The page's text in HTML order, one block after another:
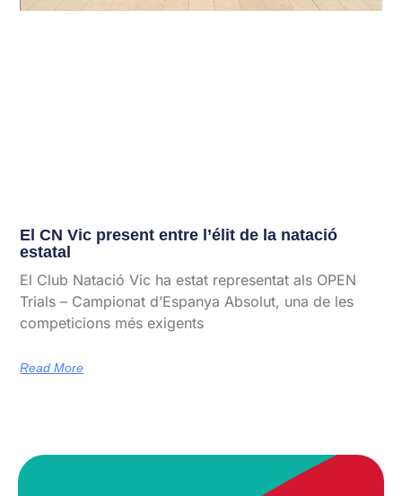
El CN Vic present entre l’élit de la natació
estatal
El Club Natació Vic ha estat representat als OPEN
Trials – Campionat d’Espanya Absolut, una de les
competicions més exigents
Read More